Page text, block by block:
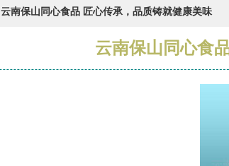
云南保山同心食品 匠心传承，品质铸就健康美味
云南保山同心食